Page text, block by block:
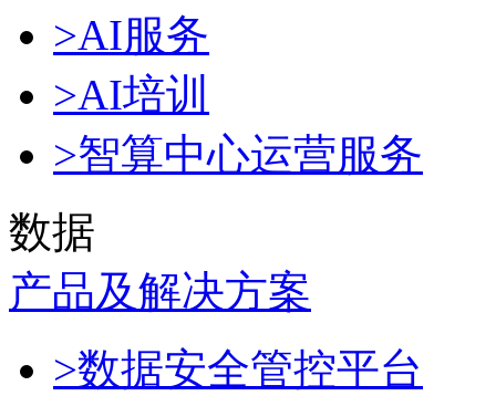
>AI服务
>AI培训
>智算中心运营服务
数据
产品及解决方案
>数据安全管控平台